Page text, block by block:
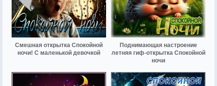
Смешная открытка Спокойной
ночи! С маленькой девочкой
Поднимающая настроение
летняя гиф-открытка Спокойной
ночи